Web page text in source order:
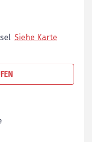
Siehe Karte